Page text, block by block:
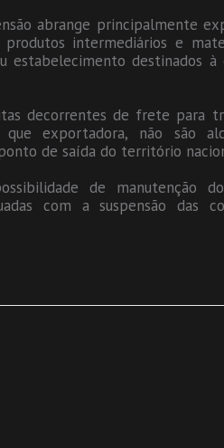
abrange principalmente
intermediários e
estabelecimento destinados
decorrentes de frete para
exportadora, não são
de saída do território
de manutenção
com a suspensão das